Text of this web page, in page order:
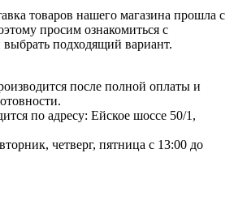
товаров нашего магазина прошла с
просим ознакомиться с
подходящий вариант.
после полной оплаты и
по адресу: Ейское шоссе 50/1,
четверг, пятница с 13:00 до